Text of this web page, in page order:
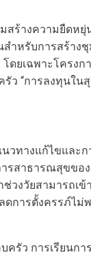
สร้างความยืดหยุ่
ำหรับการสร้าง
ดยเฉพาะโครง
รัว “การลงทุนใ
นวทางแก้ไขและ
รสาธารณสุขขอ
วงวัยสามารถเ
การตั้งครรภ์ไม่
รัว การเรียนกา